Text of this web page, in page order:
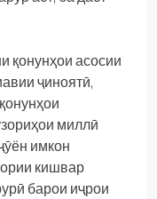
қонунҳои асосии
ҷиноятӣ,
миллӣ
имкон
кишвар
барои иҷрои